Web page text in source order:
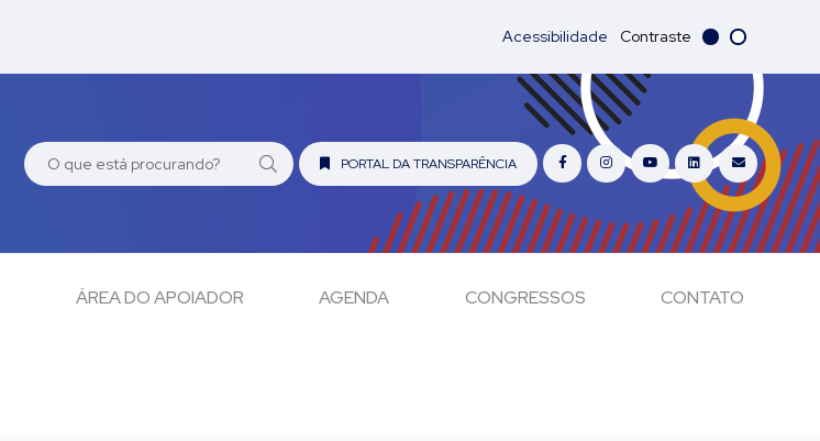
Acessibilidade Contraste
PORTAL DA TRANSPARÊNCIA
ÁREA DO APOIADOR AGENDA CONGRESSOS CONTATO